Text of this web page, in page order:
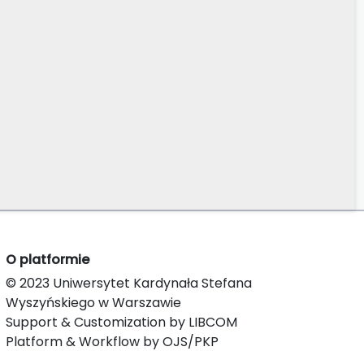
O platformie
© 2023 Uniwersytet Kardynała Stefana
Wyszyńskiego w Warszawie
Support & Customization by LIBCOM
Platform & Workflow by OJS/PKP